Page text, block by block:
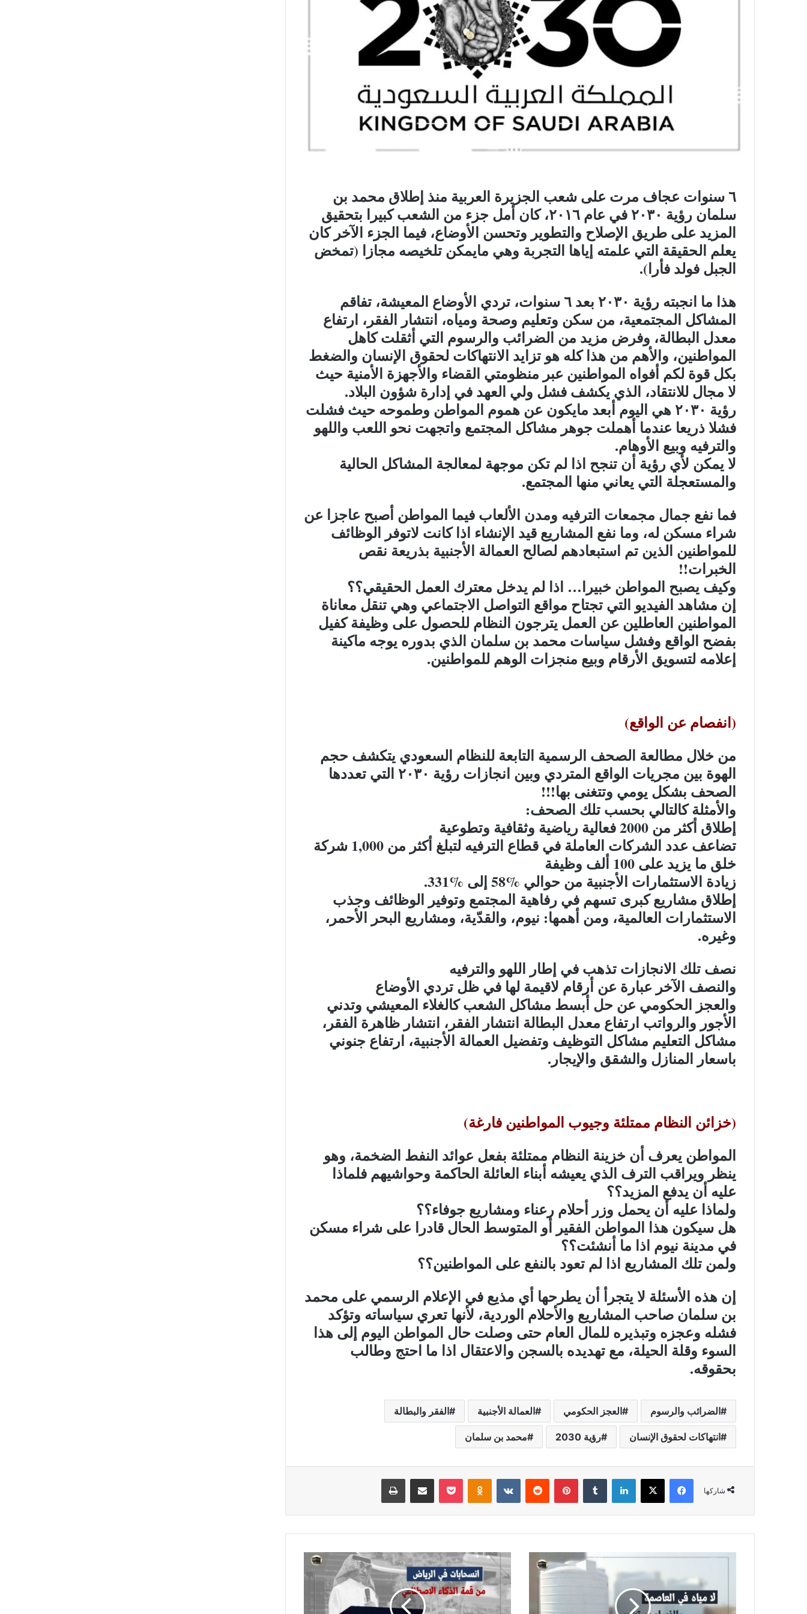
٦ سنوات عجاف مرت على شعب الجزيرة العربية منذ إطلاق محمد بن
سلمان رؤية ٢٠٣٠ في عام ٢٠١٦، كان أمل جزء من الشعب كبيرا بتحقيق
المزيد على طريق الإصلاح والتطوير وتحسن الأوضاع، فيما الجزء الآخر كان
يعلم الحقيقة التي علمته إياها التجربة وهي مايمكن تلخيصه مجازا (تمخض
الجبل فولد فأرا).
هذا ما انجبته رؤية ٢٠٣٠ بعد ٦ سنوات، تردي الأوضاع المعيشة، تفاقم
المشاكل المجتمعية، من سكن وتعليم وصحة ومياه، انتشار الفقر، ارتفاع
معدل البطالة، وفرض مزيد من الضرائب والرسوم التي أثقلت كاهل
المواطنين، والأهم من هذا كله هو تزايد الانتهاكات لحقوق الإنسان والضغط
بكل قوة لكم أفواه المواطنين عبر منظومتي القضاء والأجهزة الأمنية حيث
لا مجال للانتقاد، الذي يكشف فشل ولي العهد في إدارة شؤون البلاد.
رؤية ٢٠٣٠ هي اليوم أبعد مايكون عن هموم المواطن وطموحه حيث فشلت
فشلا ذريعا عندما أهملت جوهر مشاكل المجتمع واتجهت نحو اللعب واللهو
والترفيه وبيع الأوهام.
لا يمكن لأي رؤية أن تنجح اذا لم تكن موجهة لمعالجة المشاكل الحالية
والمستعجلة التي يعاني منها المجتمع.
فما نفع جمال مجمعات الترفيه ومدن الألعاب فيما المواطن أصبح عاجزا عن
شراء مسكن له، وما نفع المشاريع قيد الإنشاء اذا كانت لاتوفر الوظائف
للمواطنين الذين تم استبعادهم لصالح العمالة الأجنبية بذريعة نقص
الخبرات!!
وكيف يصبح المواطن خبيرا… اذا لم يدخل معترك العمل الحقيقي؟؟
إن مشاهد الفيديو التي تجتاح مواقع التواصل الاجتماعي وهي تنقل معاناة
المواطنين العاطلين عن العمل يترجون النظام للحصول على وظيفة كفيل
بفضح الواقع وفشل سياسات محمد بن سلمان الذي بدوره يوجه ماكينة
إعلامه لتسويق الأرقام وبيع منجزات الوهم للمواطنين.
(انفصام عن الواقع)
من خلال مطالعة الصحف الرسمية التابعة للنظام السعودي يتكشف حجم
الهوة بين مجريات الواقع المتردي وبين انجازات رؤية ٢٠٣٠ التي تعددها
الصحف بشكل يومي وتتغنى بها!!!
والأمثلة كالتالي بحسب تلك الصحف:
إطلاق أكثر من 2000 فعالية رياضية وثقافية وتطوعية
تضاعف عدد الشركات العاملة في قطاع الترفيه لتبلغ أكثر من 1,000 شركة
خلق ما يزيد على 100 ألف وظيفة
زيادة الاستثمارات الأجنبية من حوالي %58 إلى %331.
إطلاق مشاريع كبرى تسهم في رفاهية المجتمع وتوفير الوظائف وجذب
الاستثمارات العالمية، ومن أهمها: نيوم، والقدّية، ومشاريع البحر الأحمر،
وغيره.
نصف تلك الانجازات تذهب في إطار اللهو والترفيه
والنصف الآخر عبارة عن أرقام لاقيمة لها في ظل تردي الأوضاع
والعجز الحكومي عن حل أبسط مشاكل الشعب كالغلاء المعيشي وتدني
الأجور والرواتب ارتفاع معدل البطالة انتشار الفقر، انتشار ظاهرة الفقر،
مشاكل التعليم مشاكل التوظيف وتفضيل العمالة الأجنبية، ارتفاع جنوني
باسعار المنازل والشقق والإيجار.
(خزائن النظام ممتلئة وجيوب المواطنين فارغة)
المواطن يعرف أن خزينة النظام ممتلئة بفعل عوائد النفط الضخمة، وهو
ينظر ويراقب الترف الذي يعيشه أبناء العائلة الحاكمة وحواشيهم فلماذا
عليه أن يدفع المزيد؟؟
ولماذا عليه أن يحمل وزر أحلام رعناء ومشاريع جوفاء؟؟
هل سيكون هذا المواطن الفقير أو المتوسط الحال قادرا على شراء مسكن
في مدينة نيوم اذا ما أنشئت؟؟
ولمن تلك المشاريع اذا لم تعود بالنفع على المواطنين؟؟
إن هذه الأسئلة لا يتجرأ أن يطرحها أي مذيع في الإعلام الرسمي على محمد
بن سلمان صاحب المشاريع والأحلام الوردية، لأنها تعري سياساته وتؤكد
فشله وعجزه وتبذيره للمال العام حتى وصلت حال المواطن اليوم إلى هذا
السوء وقلة الحيلة، مع تهديده بالسجن والاعتقال اذا ما احتج وطالب
بحقوقه.
الضرائب والرسوم العجز الحكومي العمالة الأجنبية الفقر والبطالة
انتهاكات لحقوق الإنسان رؤية 2030 محمد بن سلمان
شاركها
فيسبوك X لينكدإن بينتيريست Odnoklassniki
بوكيت مشاركة عبر البريد طباعة